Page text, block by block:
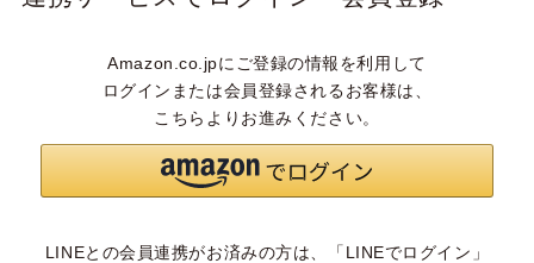
Amazon.co.jpにご登録の情報を利用して
ログインまたは会員登録されるお客様は、
こちらよりお進みください。
LINEとの会員連携がお済みの方は、「LINEでログイン」